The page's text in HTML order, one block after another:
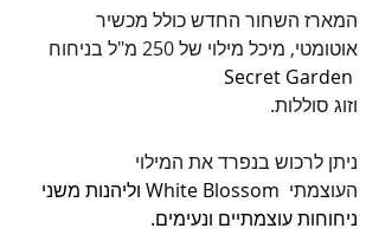
המארז השחור החדש כולל מכשיר
אוטומטי, מיכל מילוי של 250 מ"ל בניחוח
וזוג סוללות.
ניתן לרכוש בנפרד את המילוי
העוצמתי
White Blossom וליהנות משני
ניחוחות עוצמתיים ונעימים.